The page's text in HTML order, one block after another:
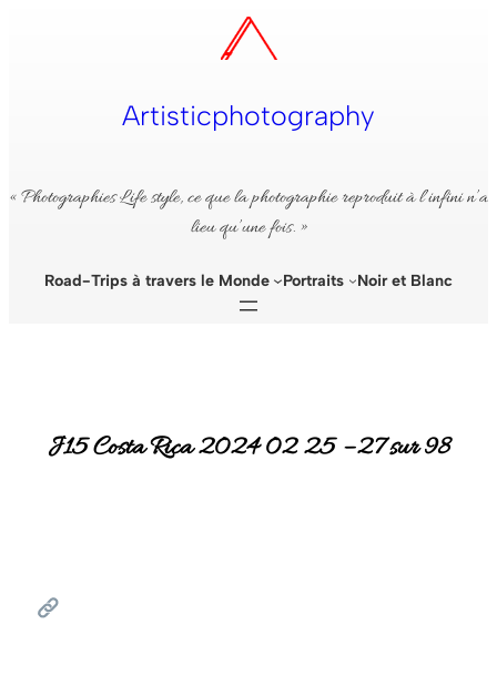
Artisticphotography
« Photographies Life style, ce que la photographie reproduit à l’infini n’a
lieu qu’une fois. »
Road-Trips à travers le Monde Portraits Noir et Blanc
J15 Costa Rica 2024 02 25 – 27 sur 98